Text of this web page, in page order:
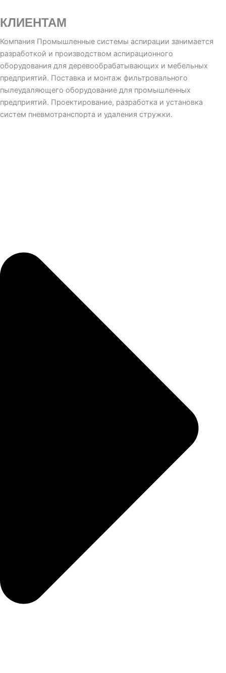
КЛИЕНТАМ
Компания Промышленные системы аспирации занимается
разработкой и производством аспирационного
оборудования для деревообрабатывающих и мебельных
предприятий. Поставка и монтаж фильтровального
пылеудаляющего оборудование для промышленных
предприятий. Проектирование, разработка и установка
систем пневмотранспорта и удаления стружки.